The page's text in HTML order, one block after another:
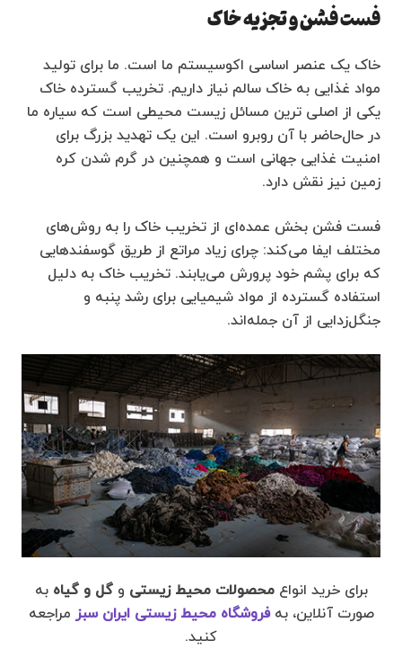
فست فشن و تجزیه خاک
خاک یک عنصر اساسی اکوسیستم ما است. ما برای تولید
مواد غذایی به خاک سالم نیاز داریم. تخریب گسترده خاک
یکی از اصلی ترین مسائل زیست محیطی است که سیاره ما
در حال‌حاضر با آن روبرو است. این یک تهدید بزرگ برای
امنیت غذایی جهانی است و همچنین در گرم شدن کره
زمین نیز نقش دارد.
فست فشن بخش عمده‌ای از تخریب خاک را به روش‌های
مختلف ایفا می‌کند: چرای زیاد مراتع از طریق گوسفندهایی
که برای پشم خود پرورش می‌یابند. تخریب خاک به دلیل
استفاده گسترده از مواد شیمیایی برای رشد پنبه و
جنگل‌زدایی از آن جمله‌اند.
برای خرید انواعمحصولات محیط زیستی وگل و گیاه به
صورت آنلاین، بهفروشگاه محیط زیستی ایران سبز مراجعه
کنید.